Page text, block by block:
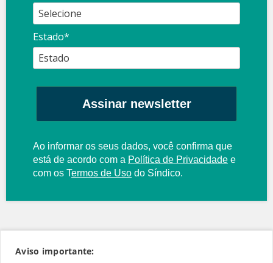
Estado*
Assinar newsletter
Ao informar os seus dados, você confirma que
está de acordo com a Política de Privacidade e
com os Termos de Uso do Síndico.
Aviso importante: